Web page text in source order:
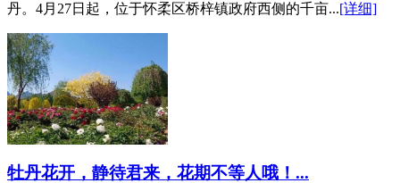
丹。4月27日起，位于怀柔区桥梓镇政府西侧的千亩...[详细]
牡丹花开，静待君来，花期不等人哦！...